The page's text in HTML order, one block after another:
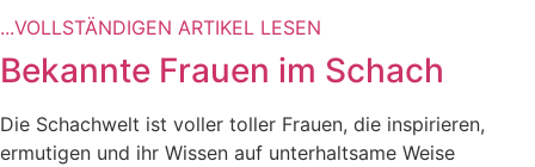
...VOLLSTÄNDIGEN ARTIKEL LESEN
Bekannte Frauen im Schach
Die Schachwelt ist voller toller Frauen, die inspirieren,
ermutigen und ihr Wissen auf unterhaltsame Weise